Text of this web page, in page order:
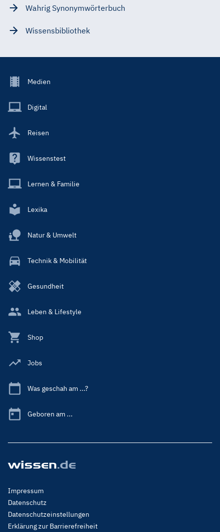
Wahrig Synonymwörterbuch
Wissensbibliothek
Footer
Main
Medien
Digital
Reisen
Wissenstest
Lernen & Familie
Lexika
Natur & Umwelt
Technik & Mobilität
Gesundheit
Leben & Lifestyle
Shop
Jobs
Was geschah am ...?
Geboren am ...
Footer
Menu
Legal
Impressum
Datenschutz
Datenschutzeinstellungen
Erklärung zur Barrierefreiheit